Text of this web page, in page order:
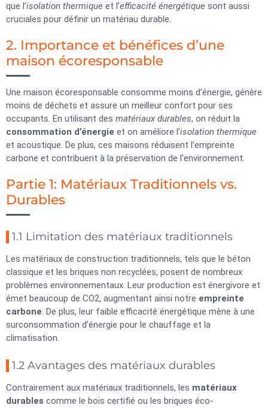
que l’isolation thermique et l’efficacité énergétique sont aussi
cruciales pour définir un matériau durable.
2. Importance et bénéfices d’une
maison écoresponsable
Une maison écoresponsable consomme moins d’énergie, génère
moins de déchets et assure un meilleur confort pour ses
occupants. En utilisant des matériaux durables, on réduit la
consommation d’énergie et on améliore l’isolation thermique
et acoustique. De plus, ces maisons réduisent l’empreinte
carbone et contribuent à la préservation de l’environnement.
Partie 1: Matériaux Traditionnels vs.
Durables
1.1 Limitation des matériaux traditionnels
Les matériaux de construction traditionnels, tels que le béton
classique et les briques non recyclées, posent de nombreux
problèmes environnementaux. Leur production est énergivore et
émet beaucoup de CO2, augmentant ainsi notre empreinte
carbone. De plus, leur faible efficacité énergétique mène à une
surconsommation d’énergie pour le chauffage et la
climatisation.
1.2 Avantages des matériaux durables
Contrairement aux matériaux traditionnels, les matériaux
durables comme le bois certifié ou les briques éco-